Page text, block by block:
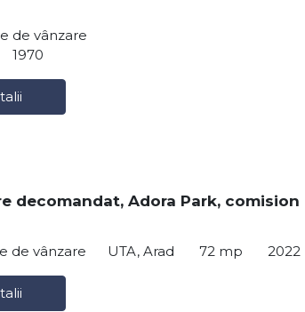
de vânzare
1970
decomandat, Adora Park, comision
de vânzare UTA, Arad 72 mp 2022